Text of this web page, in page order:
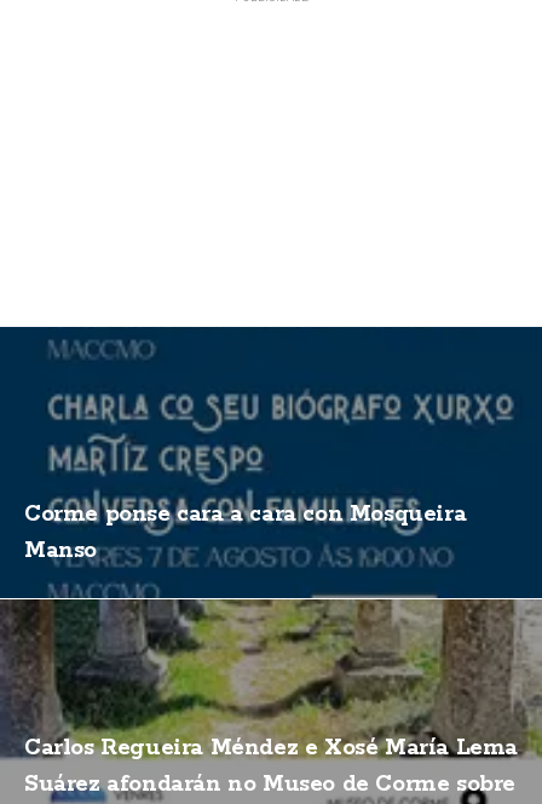
Corme ponse cara a cara con Mosqueira
Manso
Carlos Regueira Méndez e Xosé María Lema
Suárez afondarán no Museo de Corme sobre